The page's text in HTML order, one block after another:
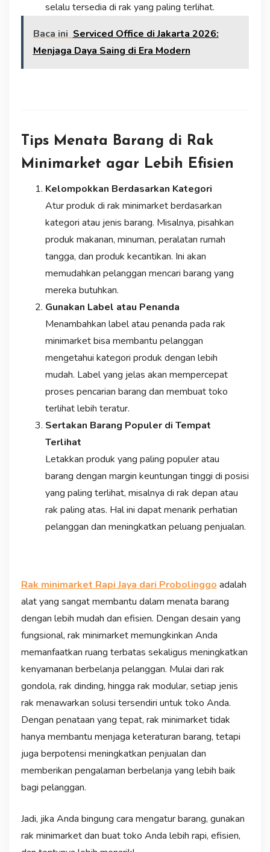
selalu tersedia di rak yang paling terlihat.
Baca ini Serviced Office di Jakarta 2026:
Menjaga Daya Saing di Era Modern
Tips Menata Barang di Rak
Minimarket agar Lebih Efisien
Kelompokkan Berdasarkan Kategori
Atur produk di rak minimarket berdasarkan
kategori atau jenis barang. Misalnya, pisahkan
produk makanan, minuman, peralatan rumah
tangga, dan produk kecantikan. Ini akan
memudahkan pelanggan mencari barang yang
mereka butuhkan.
Gunakan Label atau Penanda
Menambahkan label atau penanda pada rak
minimarket bisa membantu pelanggan
mengetahui kategori produk dengan lebih
mudah. Label yang jelas akan mempercepat
proses pencarian barang dan membuat toko
terlihat lebih teratur.
Sertakan Barang Populer di Tempat
Terlihat
Letakkan produk yang paling populer atau
barang dengan margin keuntungan tinggi di posisi
yang paling terlihat, misalnya di rak depan atau
rak paling atas. Hal ini dapat menarik perhatian
pelanggan dan meningkatkan peluang penjualan.
Rak minimarket Rapi Jaya dari Probolinggo adalah
alat yang sangat membantu dalam menata barang
dengan lebih mudah dan efisien. Dengan desain yang
fungsional, rak minimarket memungkinkan Anda
memanfaatkan ruang terbatas sekaligus meningkatkan
kenyamanan berbelanja pelanggan. Mulai dari rak
gondola, rak dinding, hingga rak modular, setiap jenis
rak menawarkan solusi tersendiri untuk toko Anda.
Dengan penataan yang tepat, rak minimarket tidak
hanya membantu menjaga keteraturan barang, tetapi
juga berpotensi meningkatkan penjualan dan
memberikan pengalaman berbelanja yang lebih baik
bagi pelanggan.
Jadi, jika Anda bingung cara mengatur barang, gunakan
rak minimarket dan buat toko Anda lebih rapi, efisien,